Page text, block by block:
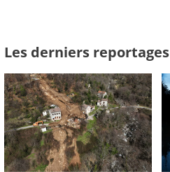
Les derniers reportages